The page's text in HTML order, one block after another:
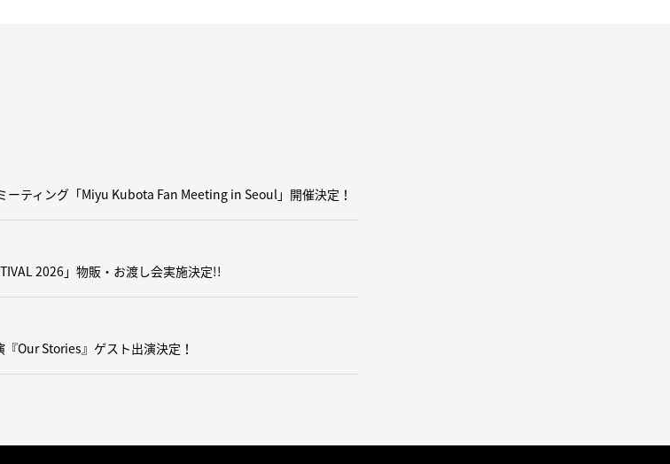
ーティング「Miyu Kubota Fan Meeting in Seoul」開催決定！
2026」物販・お渡し会実施決定!!
『Our Stories』ゲスト出演決定！